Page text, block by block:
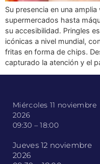
Su presencia en una
supermercados hasta
su accesibilidad. Pringles
icónicas a nivel mundial,
fritas en forma de chips.
capturado la atención y el
Miércoles 11 noviembre
2026
09:30 – 18:00
Jueves 12 noviembre
2026